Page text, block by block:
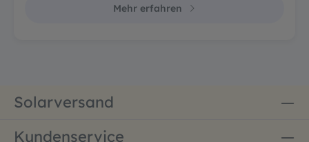
Mehr erfahren
Solarversand
Kundenservice